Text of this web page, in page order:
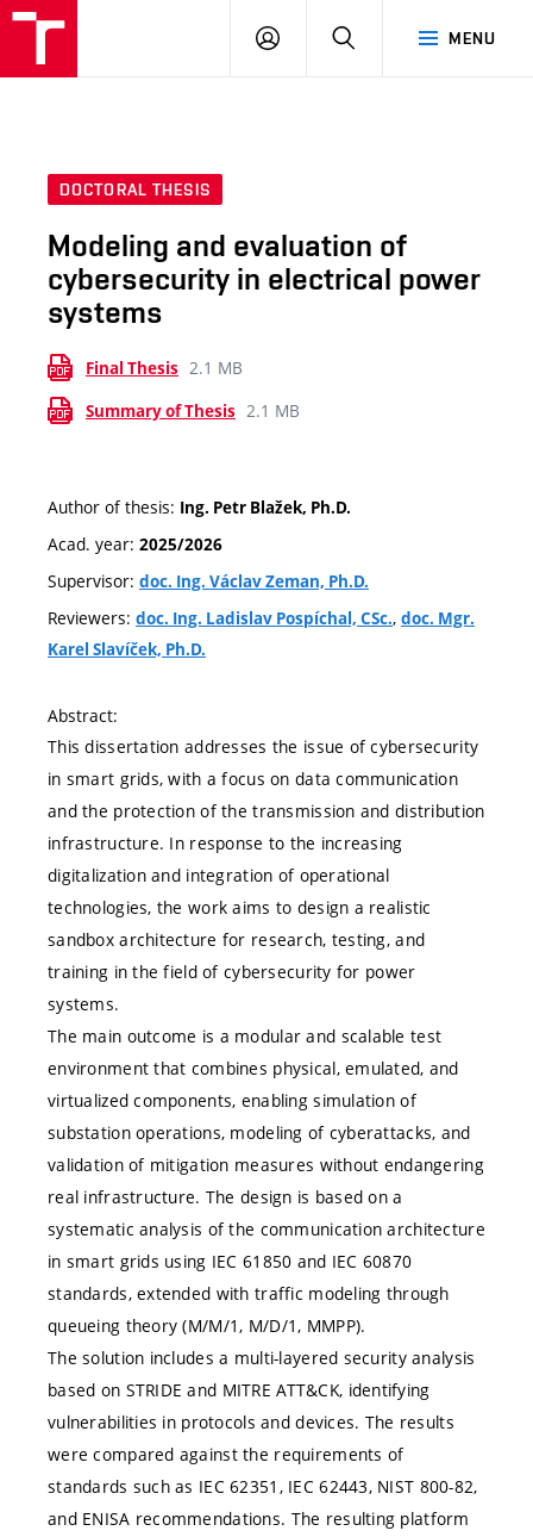
MENU
LOG
SEARCH
DOCTORAL THESIS
Modeling and evaluation of
cybersecurity in electrical power
systems
Final Thesis 2.1 MB
Summary of Thesis 2.1 MB
Author of thesis: Ing. Petr Blažek, Ph.D.
Acad. year: 2025/2026
Supervisor: doc. Ing. Václav Zeman, Ph.D.
Reviewers: doc. Ing. Ladislav Pospíchal, CSc., doc. Mgr.
Karel Slavíček, Ph.D.
Abstract:
This dissertation addresses the issue of cybersecurity
in smart grids, with a focus on data communication
and the protection of the transmission and distribution
infrastructure. In response to the increasing
digitalization and integration of operational
technologies, the work aims to design a realistic
sandbox architecture for research, testing, and
training in the field of cybersecurity for power
systems.
The main outcome is a modular and scalable test
environment that combines physical, emulated, and
virtualized components, enabling simulation of
substation operations, modeling of cyberattacks, and
validation of mitigation measures without endangering
real infrastructure. The design is based on a
systematic analysis of the communication architecture
in smart grids using IEC 61850 and IEC 60870
standards, extended with traffic modeling through
queueing theory (M/M/1, M/D/1, MMPP).
The solution includes a multi-layered security analysis
based on STRIDE and MITRE ATT&CK, identifying
vulnerabilities in protocols and devices. The results
were compared against the requirements of
standards such as IEC 62351, IEC 62443, NIST 800-82,
and ENISA recommendations. The resulting platform